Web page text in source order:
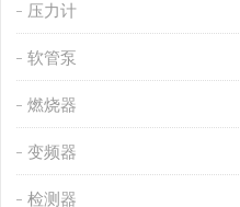
压力计
软管泵
燃烧器
变频器
检测器